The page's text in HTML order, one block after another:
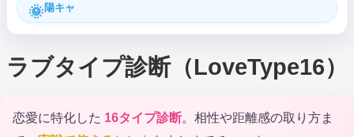
🌞 陽キャ
ラブタイプ診断（LoveType16）
恋愛に特化した 16タイプ診断。相性や距離感の取り方ま